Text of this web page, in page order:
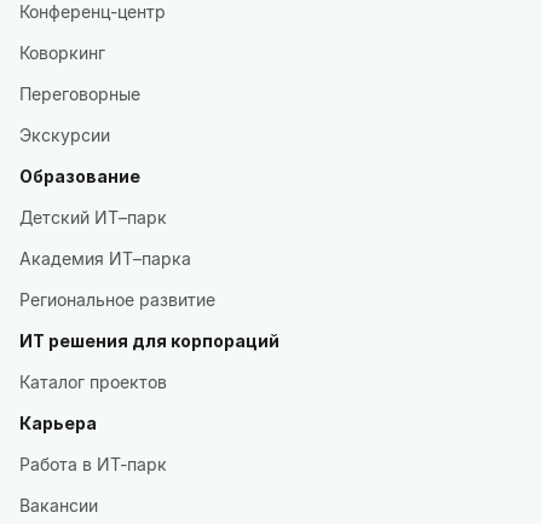
Конференц-центр
Коворкинг
Переговорные
Экскурсии
Образование
Детский ИТ–парк
Академия ИТ–парка
Региональное развитие
ИТ решения для корпораций
Каталог проектов
Карьера
Работа в ИТ-парк
Вакансии